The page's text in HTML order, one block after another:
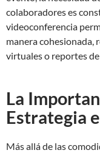
colaboradores es
videoconferencia
manera cohesionada,
virtuales o reportes
La
Estrategia
Más allá de las